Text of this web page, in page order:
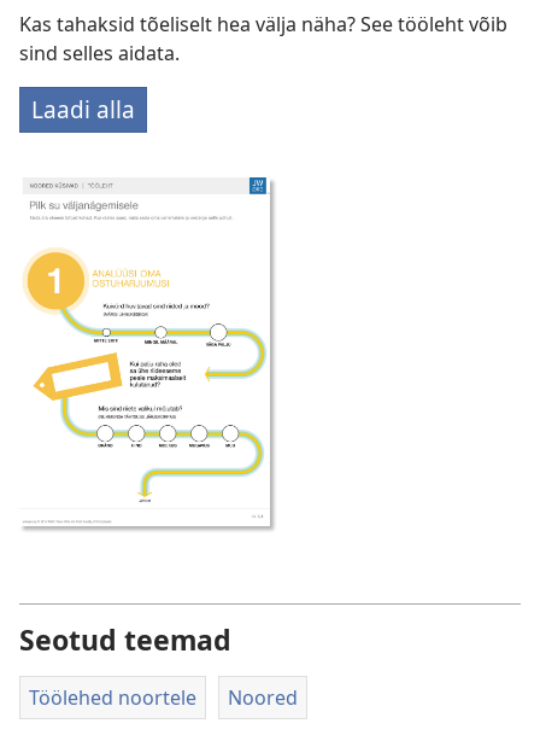
Kas tahaksid tõeliselt hea välja näha? See tööleht võib
sind selles aidata.
Laadi alla
Seotud teemad
Töölehed noortele Noored